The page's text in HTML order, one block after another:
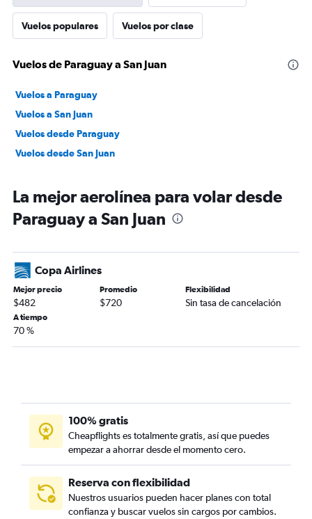
Vuelos populares Vuelos por clase
Vuelos de Paraguay a San Juan
Vuelos a Paraguay
Vuelos a San Juan
Vuelos desde Paraguay
Vuelos desde San Juan
La mejor aerolínea para volar desde
Paraguay a San Juan
Copa Airlines
Mejor precio
$482
Promedio
$720
Flexibilidad
Sin tasa de cancelación
A tiempo
70 %
100% gratis
Cheapflights es totalmente gratis, así que puedes
empezar a ahorrar desde el momento cero.
Reserva con flexibilidad
Nuestros usuarios pueden hacer planes con total
confianza y buscar vuelos sin cargos por cambios.